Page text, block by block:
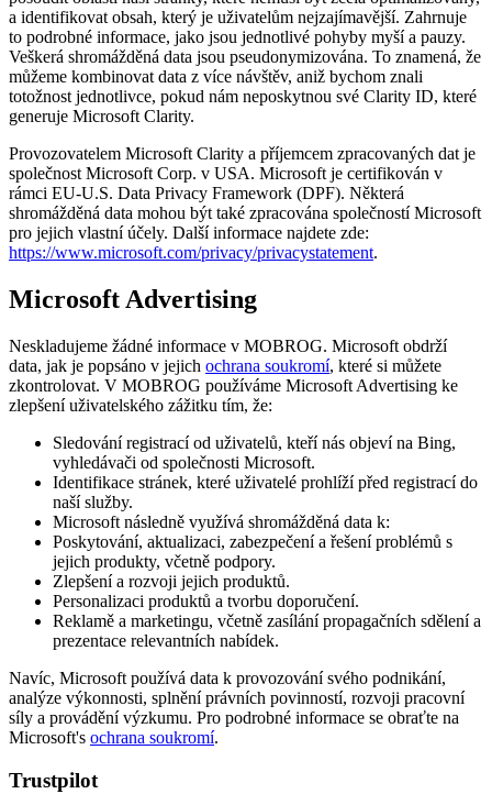
a identifikovat obsah, který je uživatelům nejzajímavější. Zahrnuje
to podrobné informace, jako jsou jednotlivé pohyby myší a pauzy.
Veškerá shromážděná data jsou pseudonymizována. To znamená, že
můžeme kombinovat data z více návštěv, aniž bychom znali
totožnost jednotlivce, pokud nám neposkytnou své Clarity ID, které
generuje Microsoft Clarity.
Provozovatelem Microsoft Clarity a příjemcem zpracovaných dat je
společnost Microsoft Corp. v USA. Microsoft je certifikován v
rámci EU-U.S. Data Privacy Framework (DPF). Některá
shromážděná data mohou být také zpracována společností Microsoft
pro jejich vlastní účely. Další informace najdete zde:
https://www.microsoft.com/privacy/privacystatement.
Microsoft Advertising
Neskladujeme žádné informace v MOBROG. Microsoft obdrží
data, jak je popsáno v jejich ochrana soukromí, které si můžete
zkontrolovat. V MOBROG používáme Microsoft Advertising ke
zlepšení uživatelského zážitku tím, že:
Sledování registrací od uživatelů, kteří nás objeví na Bing,
vyhledávači od společnosti Microsoft.
Identifikace stránek, které uživatelé prohlíží před registrací do
naší služby.
Microsoft následně využívá shromážděná data k:
Poskytování, aktualizaci, zabezpečení a řešení problémů s
jejich produkty, včetně podpory.
Zlepšení a rozvoji jejich produktů.
Personalizaci produktů a tvorbu doporučení.
Reklamě a marketingu, včetně zasílání propagačních sdělení a
prezentace relevantních nabídek.
Navíc, Microsoft používá data k provozování svého podnikání,
analýze výkonnosti, splnění právních povinností, rozvoji pracovní
síly a provádění výzkumu. Pro podrobné informace se obraťte na
Microsoft's ochrana soukromí.
Trustpilot